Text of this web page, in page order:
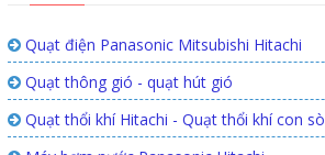
Quạt điện Panasonic Mitsubishi Hitachi
Quạt thông gió - quạt hút gió
Quạt thổi khí Hitachi - Quạt thổi khí con sò